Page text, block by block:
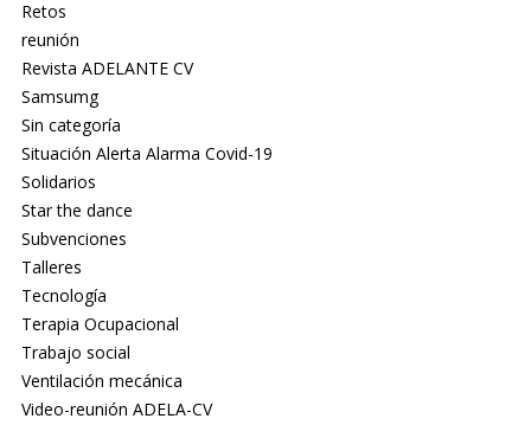
Retos
reunión
Revista ADELANTE CV
Samsumg
Sin categoría
Situación Alerta Alarma Covid-19
Solidarios
Star the dance
Subvenciones
Talleres
Tecnología
Terapia Ocupacional
Trabajo social
Ventilación mecánica
Video-reunión ADELA-CV